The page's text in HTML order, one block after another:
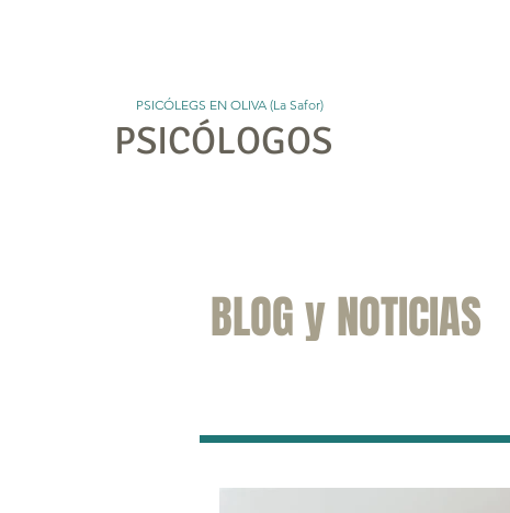
PSICÓLEGS EN OLIVA (La Safor)
PSICÓLOGOS
BLOG y NOTICIAS